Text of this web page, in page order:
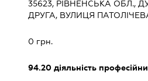
35623, РІВНЕНСЬКА ОБЛ.,
ДРУГА, ВУЛИЦЯ
0 грн.
94.20діяльність